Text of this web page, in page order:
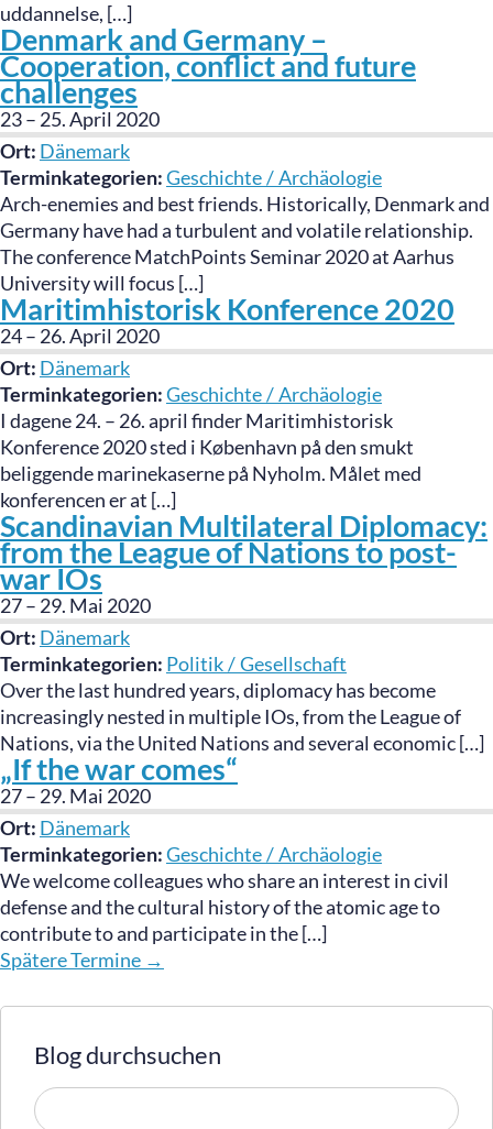
uddannelse, […]
Denmark and Germany –
Cooperation, conflict and future
challenges
23– 25. April 2020
Ort: Dänemark
Terminkategorien:Geschichte / Archäologie
Arch-enemies and best friends. Historically, Denmark and
Germany have had a turbulent and volatile relationship.
The conference MatchPoints Seminar 2020 at Aarhus
University will focus […]
Maritimhistorisk Konference 2020
24– 26. April 2020
Ort: Dänemark
Terminkategorien:Geschichte / Archäologie
I dagene 24. – 26. april finder Maritimhistorisk
Konference 2020 sted i København på den smukt
beliggende marinekaserne på Nyholm. Målet med
konferencen er at […]
Scandinavian Multilateral Diplomacy:
from the League of Nations to post-
war IOs
27– 29. Mai 2020
Ort: Dänemark
Terminkategorien: Politik / Gesellschaft
Over the last hundred years, diplomacy has become
increasingly nested in multiple IOs, from the League of
Nations, via the United Nations and several economic […]
„If the war comes“
27– 29. Mai 2020
Ort: Dänemark
Terminkategorien:Geschichte / Archäologie
We welcome colleagues who share an interest in civil
defense and the cultural history of the atomic age to
contribute to and participate in the […]
Spätere Termine →
Blog durchsuchen